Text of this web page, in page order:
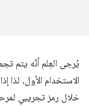
يُرجى العِلم أنّه يتم
الاستخدام الأول، لذا
خلال رمز تجريبي